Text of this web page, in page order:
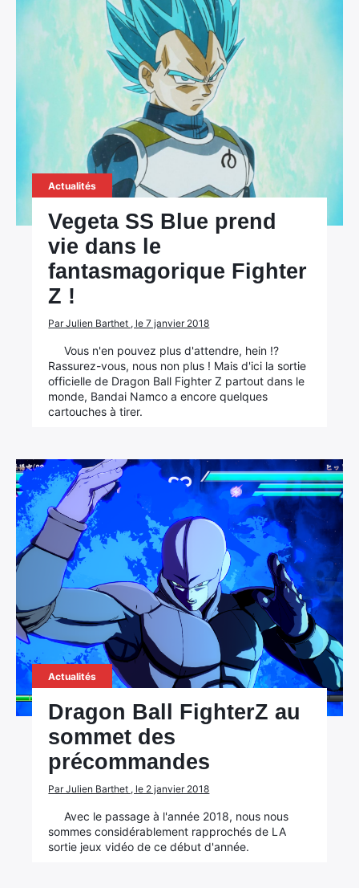
Actualités
Vegeta SS Blue prend
vie dans le
fantasmagorique Fighter
Z !
Par Julien Barthet , le 7 janvier 2018
Vous n'en pouvez plus d'attendre, hein !?
Rassurez-vous, nous non plus ! Mais d'ici la sortie
officielle de Dragon Ball Fighter Z partout dans le
monde, Bandai Namco a encore quelques
cartouches à tirer.
Actualités
Dragon Ball FighterZ au
sommet des
précommandes
Par Julien Barthet , le 2 janvier 2018
Avec le passage à l'année 2018, nous nous
sommes considérablement rapprochés de LA
sortie jeux vidéo de ce début d'année.